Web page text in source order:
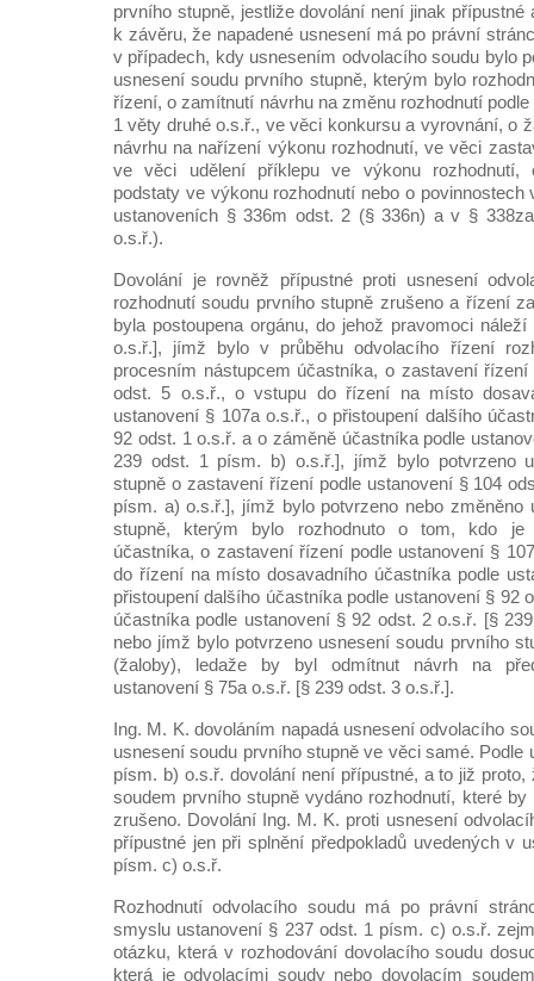
prvního stupně, jestliže dovolání není jinak přípustné
k závěru, že napadené usnesení má po právní
v případech, kdy usnesením odvolacího soudu bylo
usnesení soudu prvního stupně, kterým bylo
řízení, o zamítnutí návrhu na změnu rozhodnutí
1 věty druhé o.s.ř., ve věci konkursu a vyrovnání, o
návrhu na nařízení výkonu rozhodnutí, ve věci
ve věci udělení příklepu ve výkonu rozhodnutí,
podstaty ve výkonu rozhodnutí nebo o povinnostech
ustanoveních § 336m odst. 2 (§ 336n) a v §
o.s.ř.).
Dovolání je rovněž přípustné proti usnesení
rozhodnutí soudu prvního stupně zrušeno a řízení
byla postoupena orgánu, do jehož pravomoci
o.s.ř.], jímž bylo v průběhu odvolacího řízení
procesním nástupcem účastníka, o zastavení
odst. 5 o.s.ř., o vstupu do řízení na místo
ustanovení § 107a o.s.ř., o přistoupení dalšího
92 odst. 1 o.s.ř. a o záměně účastníka podle
239 odst. 1 písm. b) o.s.ř.], jímž bylo potvrzeno
stupně o zastavení řízení podle ustanovení § 104
písm. a) o.s.ř.], jímž bylo potvrzeno nebo změněno
stupně, kterým bylo rozhodnuto o tom, kdo je
účastníka, o zastavení řízení podle ustanovení §
do řízení na místo dosavadního účastníka podle
přistoupení dalšího účastníka podle ustanovení § 92
účastníka podle ustanovení § 92 odst. 2 o.s.ř. [§
nebo jímž bylo potvrzeno usnesení soudu prvního
(žaloby), ledaže by byl odmítnut návrh na
ustanovení § 75a o.s.ř. [§ 239 odst. 3 o.s.ř.].
Ing. M. K. dovoláním napadá usnesení odvolacího
usnesení soudu prvního stupně ve věci samé. Podle
písm. b) o.s.ř. dovolání není přípustné, a to již
soudem prvního stupně vydáno rozhodnutí, které
zrušeno. Dovolání Ing. M. K. proti usnesení
přípustné jen při splnění předpokladů uvedených v
písm. c) o.s.ř.
Rozhodnutí odvolacího soudu má po právní
smyslu ustanovení § 237 odst. 1 písm. c) o.s.ř.
otázku, která v rozhodování dovolacího soudu
která je odvolacími soudy nebo dovolacím